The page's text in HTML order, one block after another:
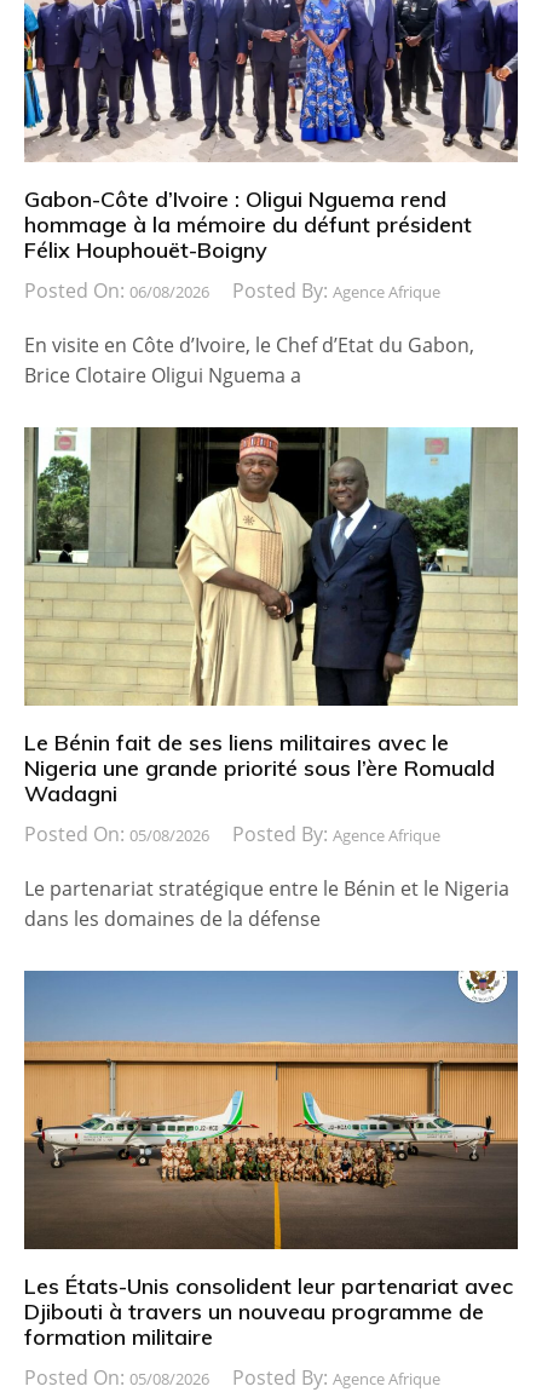
Gabon-Côte d’Ivoire : Oligui Nguema rend
hommage à la mémoire du défunt président
Félix Houphouët-Boigny
Posted On: 06/08/2026 Posted By: Agence Afrique
En visite en Côte d’Ivoire, le Chef d’Etat du Gabon,
Brice Clotaire Oligui Nguema a
Le Bénin fait de ses liens militaires avec le
Nigeria une grande priorité sous l’ère Romuald
Wadagni
Posted On: 05/08/2026 Posted By: Agence Afrique
Le partenariat stratégique entre le Bénin et le Nigeria
dans les domaines de la défense
Les États-Unis consolident leur partenariat avec
Djibouti à travers un nouveau programme de
formation militaire
Posted On: 05/08/2026 Posted By: Agence Afrique